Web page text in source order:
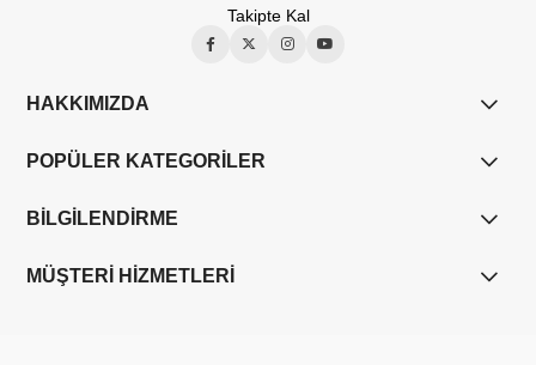
Takipte Kal
HAKKIMIZDA
POPÜLER KATEGORİLER
BİLGİLENDİRME
MÜŞTERİ HİZMETLERİ